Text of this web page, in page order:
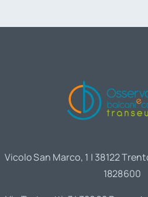
Vicolo San Marco, 1 | 38122
1828600